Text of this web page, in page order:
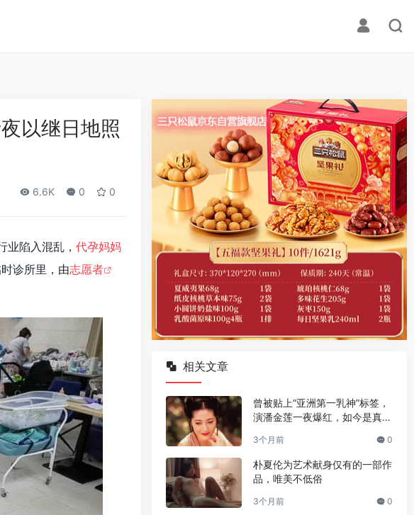
以继日地照
6.6K 0 0
业陷入混乱， 代孕妈妈
诊所里，由志愿者
相关文章
曾被贴上“亚洲第一乳神”标签，
演潘金莲一夜爆红，如今是真的
3个月前 0
朴夏伦为艺术献身仅有的一部作
品，唯美不低俗
3个月前 0